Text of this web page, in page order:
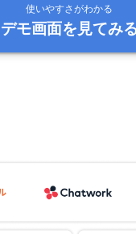
使いやすさがわかる
デモ画面を見てみ